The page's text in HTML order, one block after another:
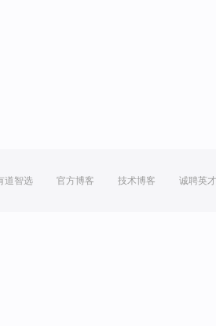
道智选 官方博客 技术博客 诚聘英才